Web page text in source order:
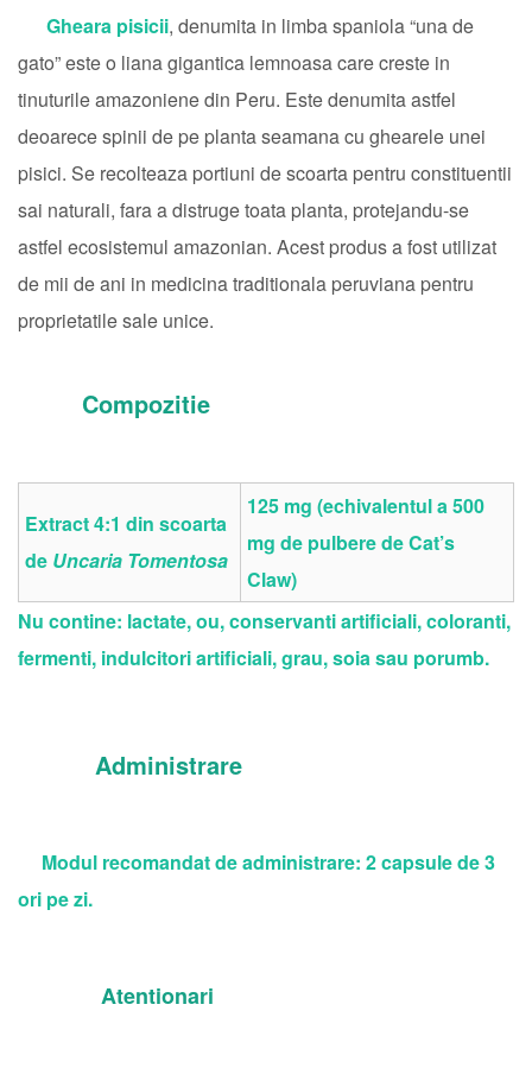
Gheara pisicii, denumita in limba spaniola “una de
gato” este o liana gigantica lemnoasa care creste in
tinuturile amazoniene din Peru. Este denumita astfel
deoarece spinii de pe planta seamana cu ghearele unei
pisici. Se recolteaza portiuni de scoarta pentru constituentii
sai naturali, fara a distruge toata planta, protejandu-se
astfel ecosistemul amazonian. Acest produs a fost utilizat
de mii de ani in medicina traditionala peruviana pentru
proprietatile sale unice.
Compozitie
Extract 4:1 din scoarta
de Uncaria Tomentosa
125 mg (echivalentul a 500
mg de pulbere de Cat’s
Claw)
Nu contine: lactate, ou, conservanti artificiali, coloranti,
fermenti, indulcitori artificiali, grau, soia sau porumb.
Administrare
Modul recomandat de administrare: 2 capsule de 3
ori pe zi.
Atentionari